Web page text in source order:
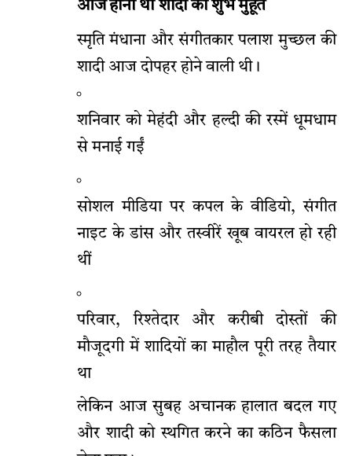
आज होना था शादी का शुभ मुहूर्त
स्मृति मंधाना और संगीतकार पलाश मुच्छल की
शादी आज दोपहर होने वाली थी।
शनिवार को मेहंदी और हल्दी की रस्में धूमधाम
से मनाई गईं
सोशल मीडिया पर कपल के वीडियो, संगीत
नाइट के डांस और तस्वीरें खूब वायरल हो रही
थीं
परिवार, रिश्तेदार और करीबी दोस्तों की
मौजूदगी में शादियों का माहौल पूरी तरह तैयार
था
लेकिन आज सुबह अचानक हालात बदल गए
और शादी को स्थगित करने का कठिन फैसला